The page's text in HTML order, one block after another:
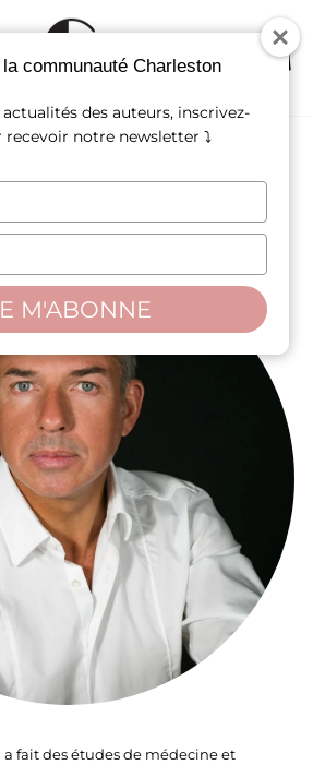
Saller
a fait des études de médecine et
communauté Charleston
des auteurs, inscrivez-
recevoir notre newsletter ⤵
M'ABONNE